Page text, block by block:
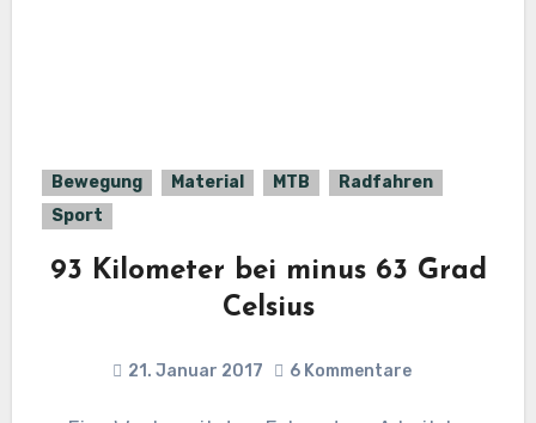
Bewegung Material MTB
Radfahren
Sport
93 Kilometer bei minus 63 Grad
Celsius
21. Januar 2017 6 Kommentare